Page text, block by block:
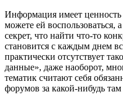
Информация имеет ценность
можете ей воспользоваться,
секрет, что найти что-то
становится с каждым днем
практически отсутствует
данные», даже наоборот,
тематик считают себя
форумов за какой-нибудь